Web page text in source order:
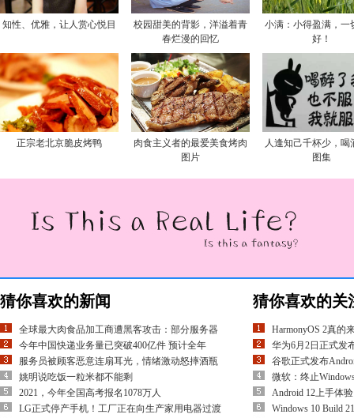
知性、优雅，让人赏心悦目
校园甜美的背影，洋溢着青
春烂漫的回忆
小满：小得盈满，一
好！
正宗老北京脆皮烤鸭
肉食主义者的最爱美食烤肉
图片
人逢知己千杯少，喝
图集
猜你喜欢的新闻
全球最大肉食品加工商遭黑客攻击：部分服务器
今年中国快递业务量已突破400亿件 预计全年
服务员被顾客恶意连扇耳光，情绪激动怒摔酒瓶
姚明说吃饭一粒米都不能剩
2021，今年全国高考报名1078万人
LG正式停产手机！工厂正在向生产家用电器过渡
猜你喜欢的关
HarmonyOS 2真的
华为6月2日正式发
谷歌正式发布
微软：终止
Android 12上手体
Windows 10 Build